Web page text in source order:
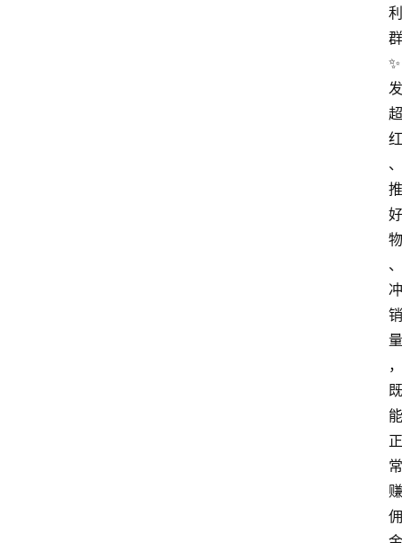
利
群
✨
发
超
红
、
推
好
物
、
冲
销
量
，
既
能
正
常
赚
佣